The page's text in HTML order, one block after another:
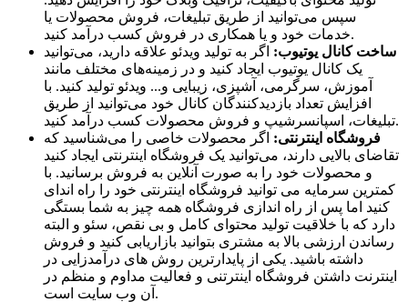
سپس می‌توانید از طریق تبلیغات، فروش محصولات یا
خدمات خود و یا همکاری در فروش کسب درآمد کنید.
ساخت کانال یوتیوب: اگر به تولید ویدئو علاقه دارید، می‌توانید
یک کانال یوتیوب ایجاد کنید و در زمینه‌های مختلف مانند
آموزش، سرگرمی، آشپزی، زیبایی و... ویدئو تولید کنید. با
افزایش تعداد بازدیدکنندگان کانال خود می‌توانید از طریق
تبلیغات، اسپانسرشیپ و فروش محصولات کسب درآمد کنید.
فروشگاه اینترنتی: اگر محصولات خاصی را می‌شناسید که
تقاضای بالایی دارند، می‌توانید یک فروشگاه اینترنتی ایجاد کنید
و محصولات خود را به صورت آنلاین به فروش برسانید. با
کمترین سرمایه می توانید فروشگاه اینترنتی خود را راه اندای
کنید اما پس از راه اندازی فروشگاه همه چیز به شما بستگی
دارد که با خلاقیت تولید محتوای کامل و بی نقص، سئو و البته
رساندن ارزشی بالا به مشتری بتوانید بازاریابی کنید و فروش
داشته باشید. یکی از پایدارترین روش های درآمدزایی در
اینترنت داشتن فروشگاه اینترتنی و فعالیت مداوم و منظم در
آن وب سایت است.